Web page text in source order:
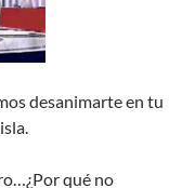
desanimarte en tu
qué no